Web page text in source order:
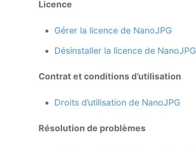
Licence
Gérer la licence de NanoJPG
Désinstaller la licence de NanoJPG
Contrat et conditions d’utilisation
Droits d’utilisation de NanoJPG
Résolution de problèmes